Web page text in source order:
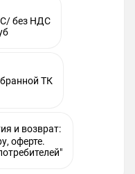
без НДС
ТК
и возврат:
оферте.